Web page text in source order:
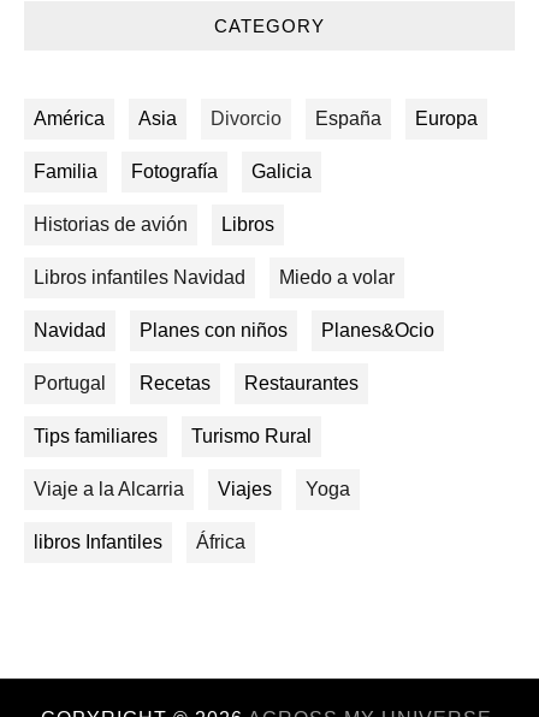
CATEGORY
América Asia Divorcio España Europa
Familia Fotografía Galicia
Historias de avión Libros
Libros infantiles Navidad Miedo a volar
Navidad Planes con niños Planes&Ocio
Portugal Recetas Restaurantes
Tips familiares Turismo Rural
Viaje a la Alcarria Viajes Yoga
libros Infantiles África